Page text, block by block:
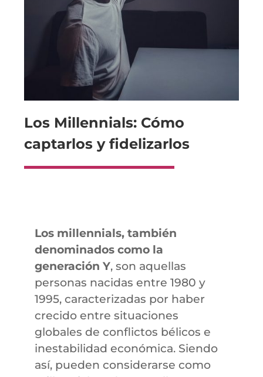
Los Millennials: Cómo
captarlos y fidelizarlos
Los millennials, también
denominados como la
generación Y, son aquellas
personas nacidas entre 1980 y
1995, caracterizadas por haber
crecido entre situaciones
globales de conflictos bélicos e
inestabilidad económica. Siendo
así, pueden considerarse como